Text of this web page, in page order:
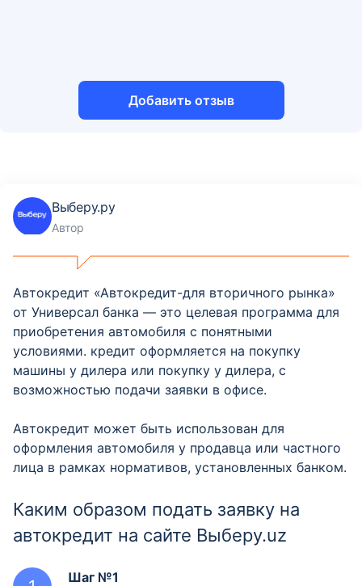
Добавить отзыв
Выберу.ру
Автор
Автокредит «Автокредит-для вторичного рынка»
от Универсал банка — это целевая программа для
приобретения автомобиля с понятными
условиями. кредит оформляется на покупку
машины у дилера или покупку у дилера, с
возможностью подачи заявки в офисе.
Автокредит может быть использован для
оформления автомобиля у продавца или частного
лица в рамках нормативов, установленных банком.
Каким образом подать заявку на
автокредит на сайте Выберу.uz
Шаг №1